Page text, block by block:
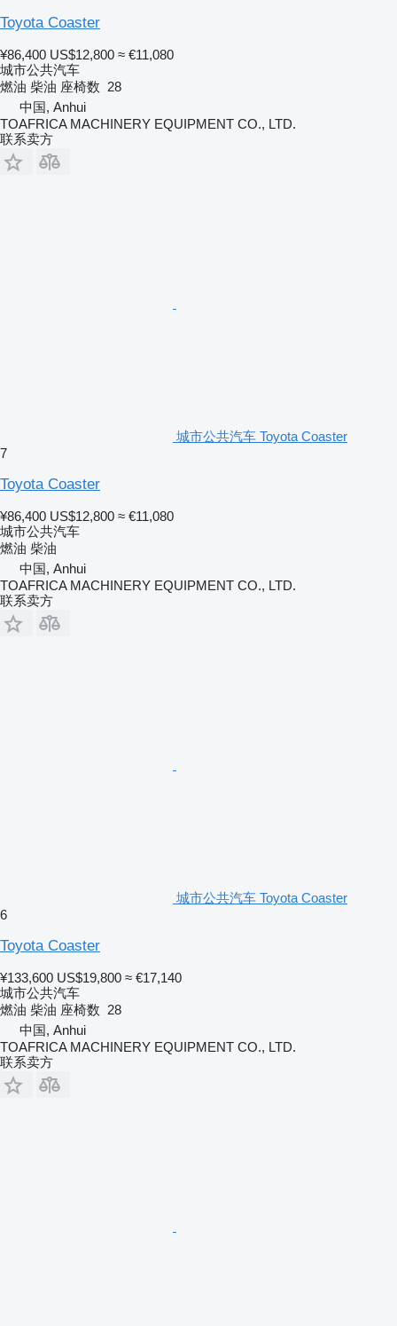
Toyota Coaster
¥86,400 US$12,800 ≈ €11,080
城市公共汽车
燃油 柴油 座椅数 28
中国, Anhui
TOAFRICA MACHINERY EQUIPMENT CO., LTD.
联系卖方
城市公共汽车 Toyota Coaster
7
Toyota Coaster
¥86,400 US$12,800 ≈ €11,080
城市公共汽车
燃油 柴油
中国, Anhui
TOAFRICA MACHINERY EQUIPMENT CO., LTD.
联系卖方
城市公共汽车 Toyota Coaster
6
Toyota Coaster
¥133,600 US$19,800 ≈ €17,140
城市公共汽车
燃油 柴油 座椅数 28
中国, Anhui
TOAFRICA MACHINERY EQUIPMENT CO., LTD.
联系卖方